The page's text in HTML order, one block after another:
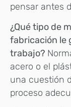
pensar antes
¿Qué tipo de
fabricación le
trabajo?
acero o el
una cuestión
proceso